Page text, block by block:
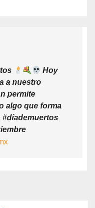
Hoy
a nuestro
permite
algo que forma
#díademuertos